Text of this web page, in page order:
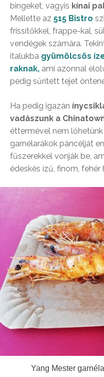
bingeket, vagyis kínai
Mellette az 515 Bistro
frissítőkkel, frappe-kal,
vendégek számára.
italukba gyümölcsös
raknak, ami azonnal
pedig sűrített tejet
Ha pedig igazán
vadászunk a
éttermével nem
garnélarákok páncélját
fűszerekkel vonják be,
édeskés ízű, finom, fehér
Yang Mester